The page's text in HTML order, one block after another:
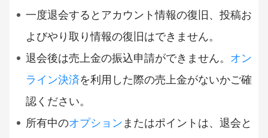
一度退会するとアカウント情報の復旧、投稿お
よびやり取り情報の復旧はできません。
退会後は売上金の振込申請ができません。 オン
ライン決済を利用した際の売上金がないかご確
認ください。
所有中のオプション またはポイントは、退会と